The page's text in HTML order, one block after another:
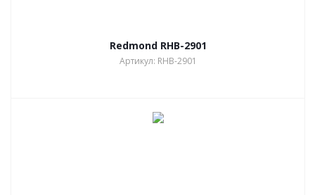
Redmond RHB-2901
Артикул: RHB-2901